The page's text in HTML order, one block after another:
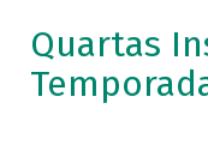
Quartas